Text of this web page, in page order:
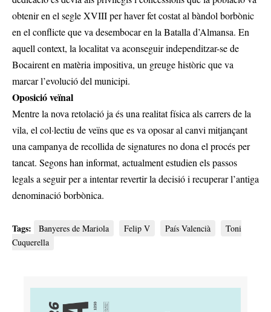
obtenir en el segle XVIII per haver fet costat al bàndol borbònic
en el conflicte que va desembocar en la Batalla d’Almansa. En
aquell context, la localitat va aconseguir independitzar-se de
Bocairent en matèria impositiva, un greuge històric que va
marcar l’evolució del municipi.
Oposició veïnal
Mentre la nova retolació ja és una realitat física als carrers de la
vila, el col·lectiu de veïns que es va oposar al canvi mitjançant
una campanya de recollida de signatures no dona el procés per
tancat. Segons han informat, actualment estudien els passos
legals a seguir per a intentar revertir la decisió i recuperar l’antiga
denominació borbònica.
Tags: Banyeres de Mariola Felip V País Valencià
Toni
Cuquerella